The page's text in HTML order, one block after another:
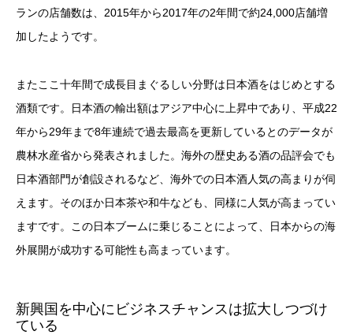
ランの店舗数は、2015年から2017年の2年間で約24,000店舗増
加したようです。
またここ十年間で成長目まぐるしい分野は日本酒をはじめとする
酒類です。日本酒の輸出額はアジア中心に上昇中であり、平成22
年から29年まで8年連続で過去最高を更新しているとのデータが
農林水産省から発表されました。海外の歴史ある酒の品評会でも
日本酒部門が創設されるなど、海外での日本酒人気の高まりが伺
えます。そのほか日本茶や和牛なども、同様に人気が高まってい
ますです。この日本ブームに乗じることによって、日本からの海
外展開が成功する可能性も高まっています。
新興国を中心にビジネスチャンスは拡大しつづけ
ている